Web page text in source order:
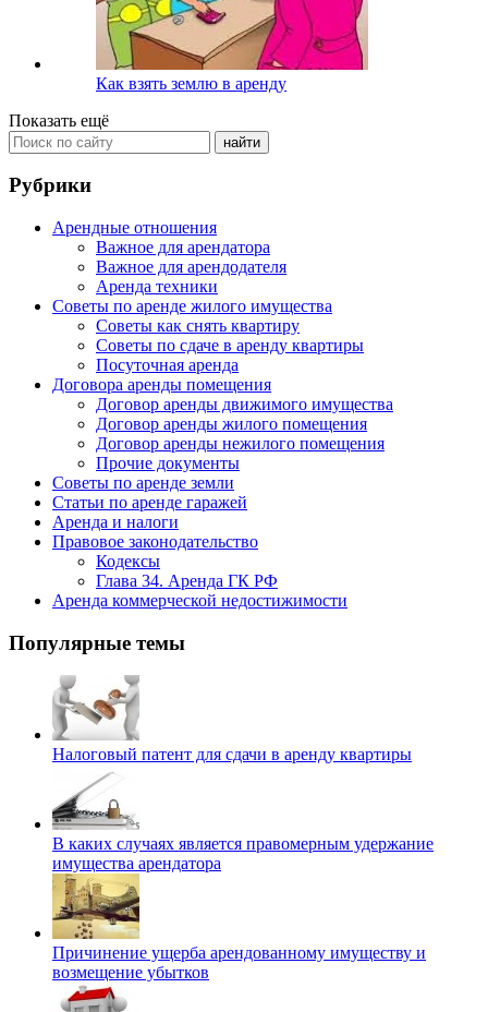
Как взять землю в аренду
Показать ещё
Рубрики
Арендные отношения
Важное для арендатора
Важное для арендодателя
Аренда техники
Советы по аренде жилого имущества
Советы как снять квартиру
Советы по сдаче в аренду квартиры
Посуточная аренда
Договора аренды помещения
Договор аренды движимого имущества
Договор аренды жилого помещения
Договор аренды нежилого помещения
Прочие документы
Советы по аренде земли
Статьи по аренде гаражей
Аренда и налоги
Правовое законодательство
Кодексы
Глава 34. Аренда ГК РФ
Аренда коммерческой недостижимости
Популярные темы
Налоговый патент для сдачи в аренду квартиры
В каких случаях является правомерным удержание
имущества арендатора
Причинение ущерба арендованному имуществу и
возмещение убытков